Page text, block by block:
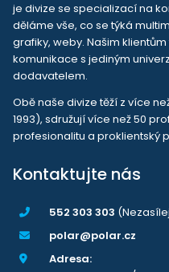
je divize se specializací na
děláme vše, co se týká
grafiky, weby. Našim
komunikace s jediným
dodavatelem.
Obě naše divize těží z více
1993), sdružují více než 50
profesionalitu a proklientský
Kontaktujte nás
552 303 303
polar@polar.cz
Adresa: